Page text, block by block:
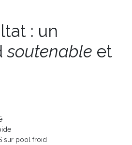
: un
soutenable et
sur pool froid